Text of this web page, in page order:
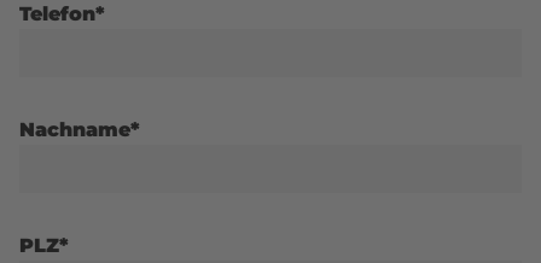
Telefon*
Nachname*
PLZ*